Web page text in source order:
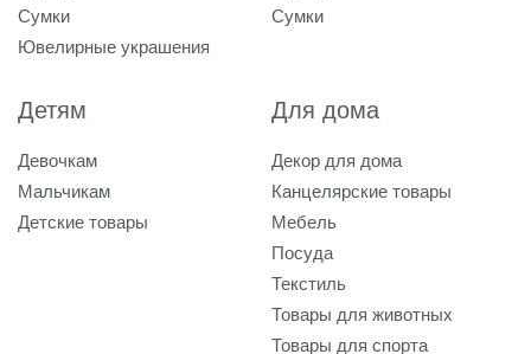
Сумки
Ювелирные украшения
Сумки
Детям
Девочкам
Мальчикам
Детские товары
Для дома
Декор для дома
Канцелярские товары
Мебель
Посуда
Текстиль
Товары для животных
Товары для спорта